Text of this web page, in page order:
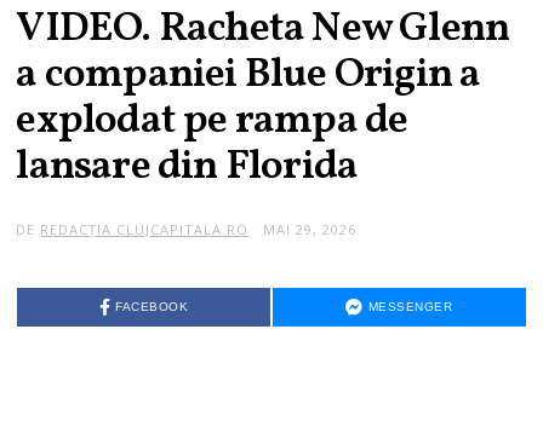
VIDEO. Racheta New Glenn
a companiei Blue Origin a
explodat pe rampa de
lansare din Florida
DE REDACȚIA CLUJCAPITALA.RO MAI 29, 2026
FACEBOOK MESSENGER